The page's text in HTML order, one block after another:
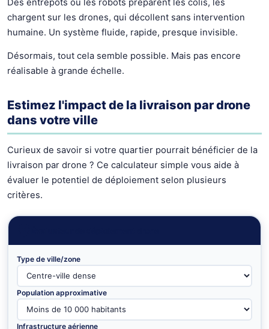
chargent sur les drones, qui décollent sans intervention
humaine. Un système fluide, rapide, presque invisible.
Désormais, tout cela semble possible. Mais pas encore
réalisable à grande échelle.
Estimez l'impact de la livraison par drone
dans votre ville
Curieux de savoir si votre quartier pourrait bénéficier de la
livraison par drone ? Ce calculateur simple vous aide à
évaluer le potentiel de déploiement selon plusieurs
critères.
Type de ville/zone
Population approximative
Infrastructure aérienne